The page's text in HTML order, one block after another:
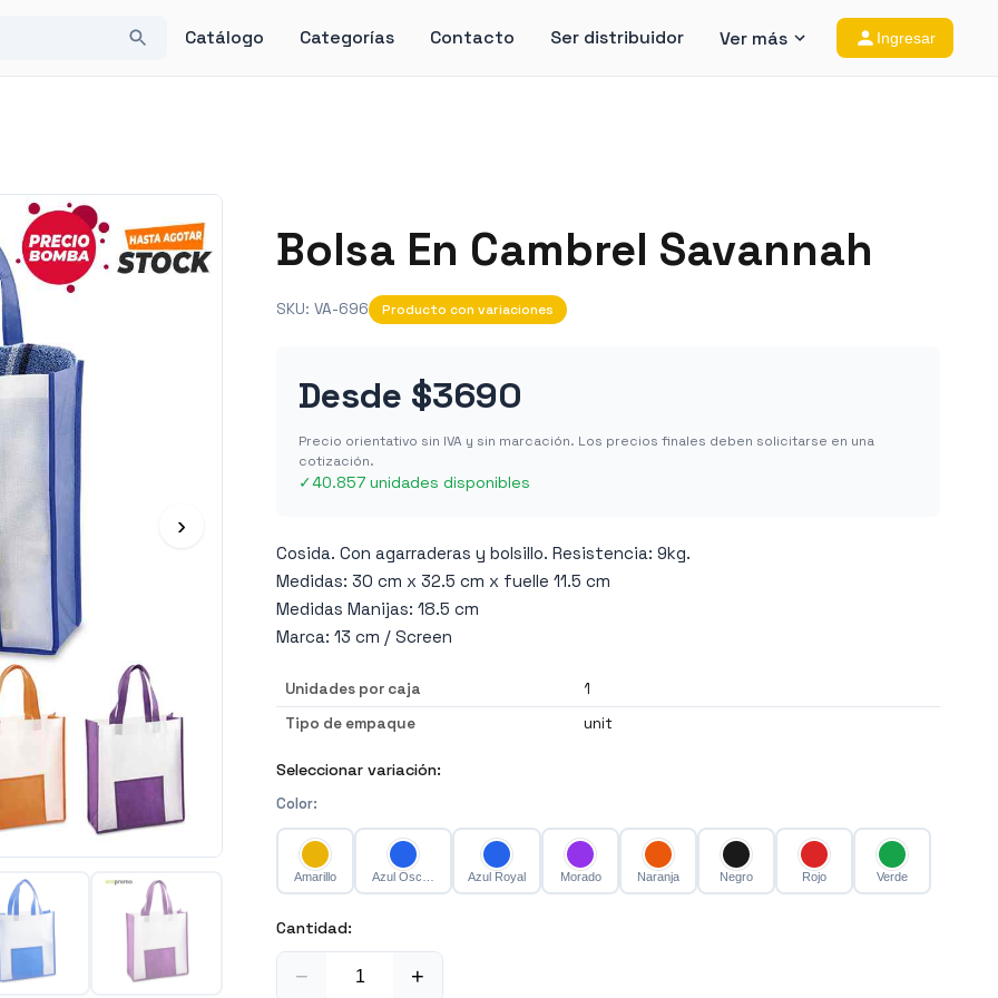
Catálogo Categorías Contacto Ser distribuidor Ver más Ingresar
›
Bolsa En Cambrel Savannah
SKU: VA-696 Producto con variaciones
Desde $3690
Precio orientativo sin IVA y sin marcación. Los precios finales deben solicitarse en una
cotización.
✓40.857 unidades disponibles
Cosida. Con agarraderas y bolsillo. Resistencia: 9kg.
Medidas: 30 cm x 32.5 cm x fuelle 11.5 cm
Medidas Manijas: 18.5 cm
Marca: 13 cm / Screen
Unidades por caja
1
Tipo de empaque
unit
Seleccionar variación:
Color:
Amarillo Azul Oscuro Azul Royal Morado Naranja Negro Rojo Verde
Cantidad:
− +